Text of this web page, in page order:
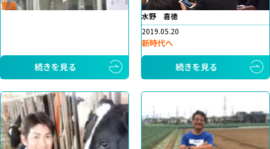
真価
続きを見る
水野 喜徳
2019.05.20
新時代へ
続きを見る